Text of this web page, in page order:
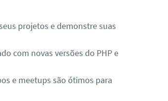
projetos e demonstre suas
com novas versões do PHP e
e meetups são ótimos para